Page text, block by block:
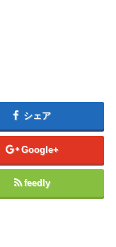
シェア
Google+
feedly